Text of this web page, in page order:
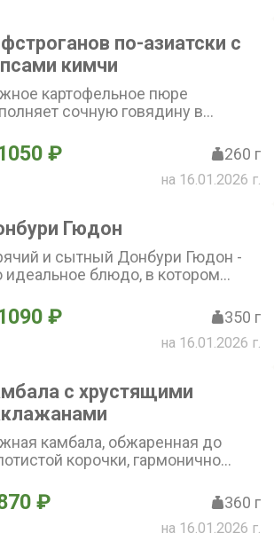
по-азиатски с
кимчи
картофельное пюре
сочную говядину в
пикантные нотки
чипсам кимчи, которые
ему особый азиатский
₽ 260 г
на 16.01.2026 г.
Гюдон
и сытный Донбури Гюдон -
идеальное блюдо, в котором
с рисом, луком и
а завершает вкусовую
аппетитный желток
₽ 350 г
на 16.01.2026 г.
с хрустящими
камбала, обжаренная до
корочки, гармонично
Соус чили добавляет
а свежая кинза и
придают блюду яркий
₽ 360 г
на 16.01.2026 г.